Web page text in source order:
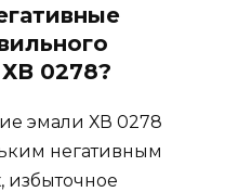
0278?
эмали ХВ 0278
негативным
избыточное